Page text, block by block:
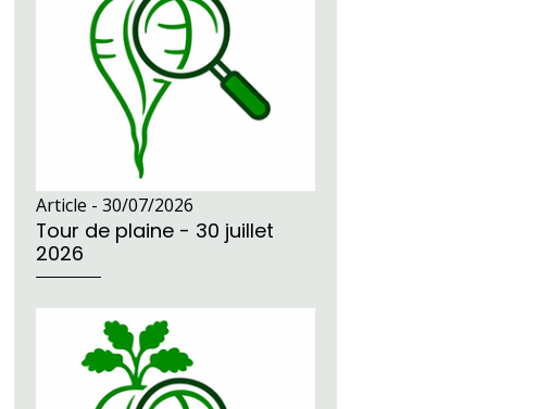
Article -30/07/2026
Tour de plaine - 30 juillet
2026